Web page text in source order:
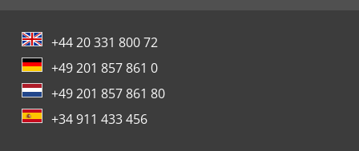
+44 20 331 800 72
+49 201 857 861 0
+49 201 857 861 80
+34 911 433 456